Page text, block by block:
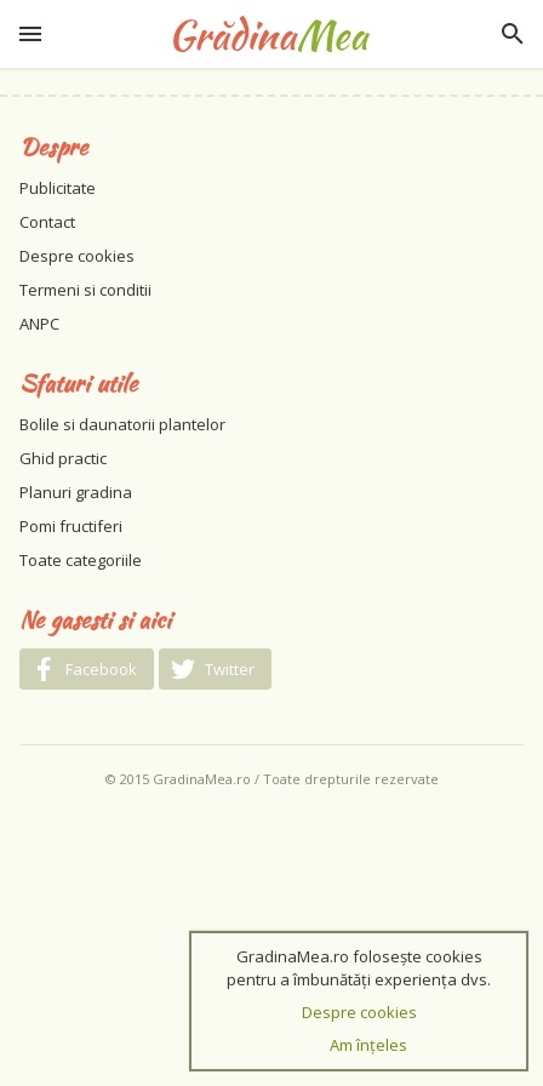
Despre
Publicitate
Contact
Despre cookies
Termeni si conditii
ANPC
Sfaturi utile
Bolile si daunatorii plantelor
Ghid practic
Planuri gradina
Pomi fructiferi
Toate categoriile
Ne gasesti si aici
Facebook Twitter
© 2015 GradinaMea.ro / Toate drepturile rezervate
GradinaMea.ro folosește cookies
pentru a îmbunătăți experiența dvs.
Despre cookies
Am înțeles